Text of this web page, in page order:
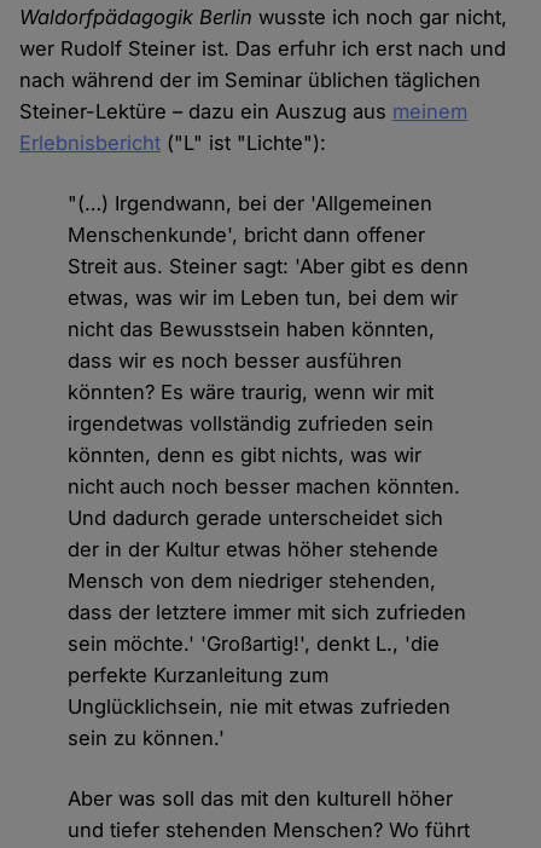
Waldorfpädagogik Berlin wusste ich noch gar nicht,
wer Rudolf Steiner ist. Das erfuhr ich erst nach und
nach während der im Seminar üblichen täglichen
Steiner-Lektüre – dazu ein Auszug aus meinem
Erlebnisbericht ("L" ist "Lichte"):
"(…) Irgendwann, bei der 'Allgemeinen
Menschenkunde', bricht dann offener
Streit aus. Steiner sagt: 'Aber gibt es denn
etwas, was wir im Leben tun, bei dem wir
nicht das Bewusstsein haben könnten,
dass wir es noch besser ausführen
könnten? Es wäre traurig, wenn wir mit
irgendetwas vollständig zufrieden sein
könnten, denn es gibt nichts, was wir
nicht auch noch besser machen könnten.
Und dadurch gerade unterscheidet sich
der in der Kultur etwas höher stehende
Mensch von dem niedriger stehenden,
dass der letztere immer mit sich zufrieden
sein möchte.' 'Großartig!', denkt L., 'die
perfekte Kurzanleitung zum
Unglücklichsein, nie mit etwas zufrieden
sein zu können.'
Aber was soll das mit den kulturell höher
und tiefer stehenden Menschen? Wo führt